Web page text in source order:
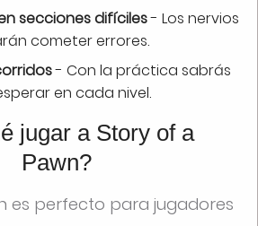
secciones difíciles- Los nervios
cometer errores.
- Con la práctica sabrás
en cada nivel.
jugar a Story of a
Pawn?
es perfecto para jugadores